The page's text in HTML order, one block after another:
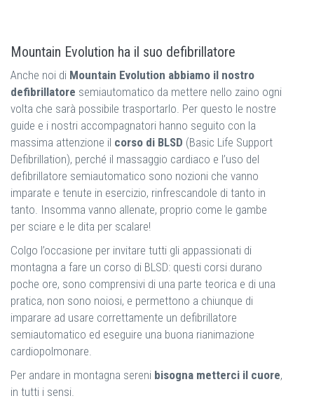
Mountain Evolution ha il suo defibrillatore
Anche noi di Mountain Evolution abbiamo il nostro
defibrillatore semiautomatico da mettere nello zaino ogni
volta che sarà possibile trasportarlo. Per questo le nostre
guide e i nostri accompagnatori hanno seguito con la
massima attenzione il corso di BLSD (Basic Life Support
Defibrillation), perché il massaggio cardiaco e l’uso del
defibrillatore semiautomatico sono nozioni che vanno
imparate e tenute in esercizio, rinfrescandole di tanto in
tanto. Insomma vanno allenate, proprio come le gambe
per sciare e le dita per scalare!
Colgo l’occasione per invitare tutti gli appassionati di
montagna a fare un corso di BLSD: questi corsi durano
poche ore, sono comprensivi di una parte teorica e di una
pratica, non sono noiosi, e permettono a chiunque di
imparare ad usare correttamente un defibrillatore
semiautomatico ed eseguire una buona rianimazione
cardiopolmonare.
Per andare in montagna sereni bisogna metterci il cuore,
in tutti i sensi.